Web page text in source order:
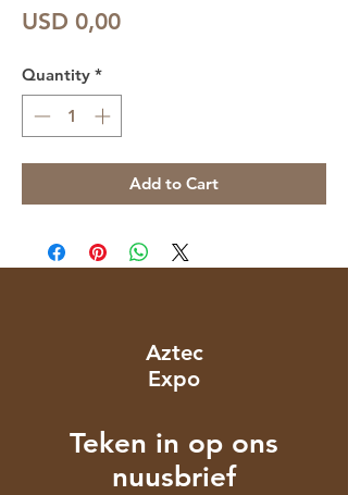
USD 0,00Price
Quantity *
Add to Cart
Aztec
Expo
Teken in op ons
nuusbrief